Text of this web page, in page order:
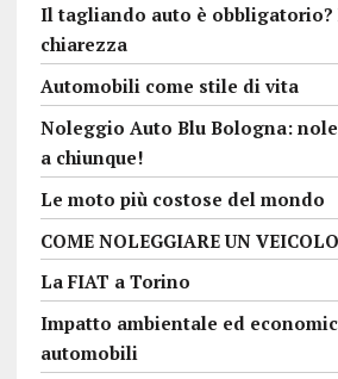
Il tagliando auto è obbligatorio?
chiarezza
Automobili come stile di vita
Noleggio Auto Blu Bologna:
a chiunque!
Le moto più costose del mondo
COME NOLEGGIARE UN
La FIAT a Torino
Impatto ambientale ed
automobili